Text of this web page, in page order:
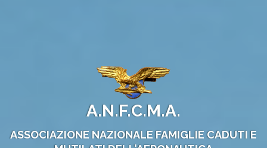
A.N.F.C.M.A.
ASSOCIAZIONE NAZIONALE FAMIGLIE CADUTI E